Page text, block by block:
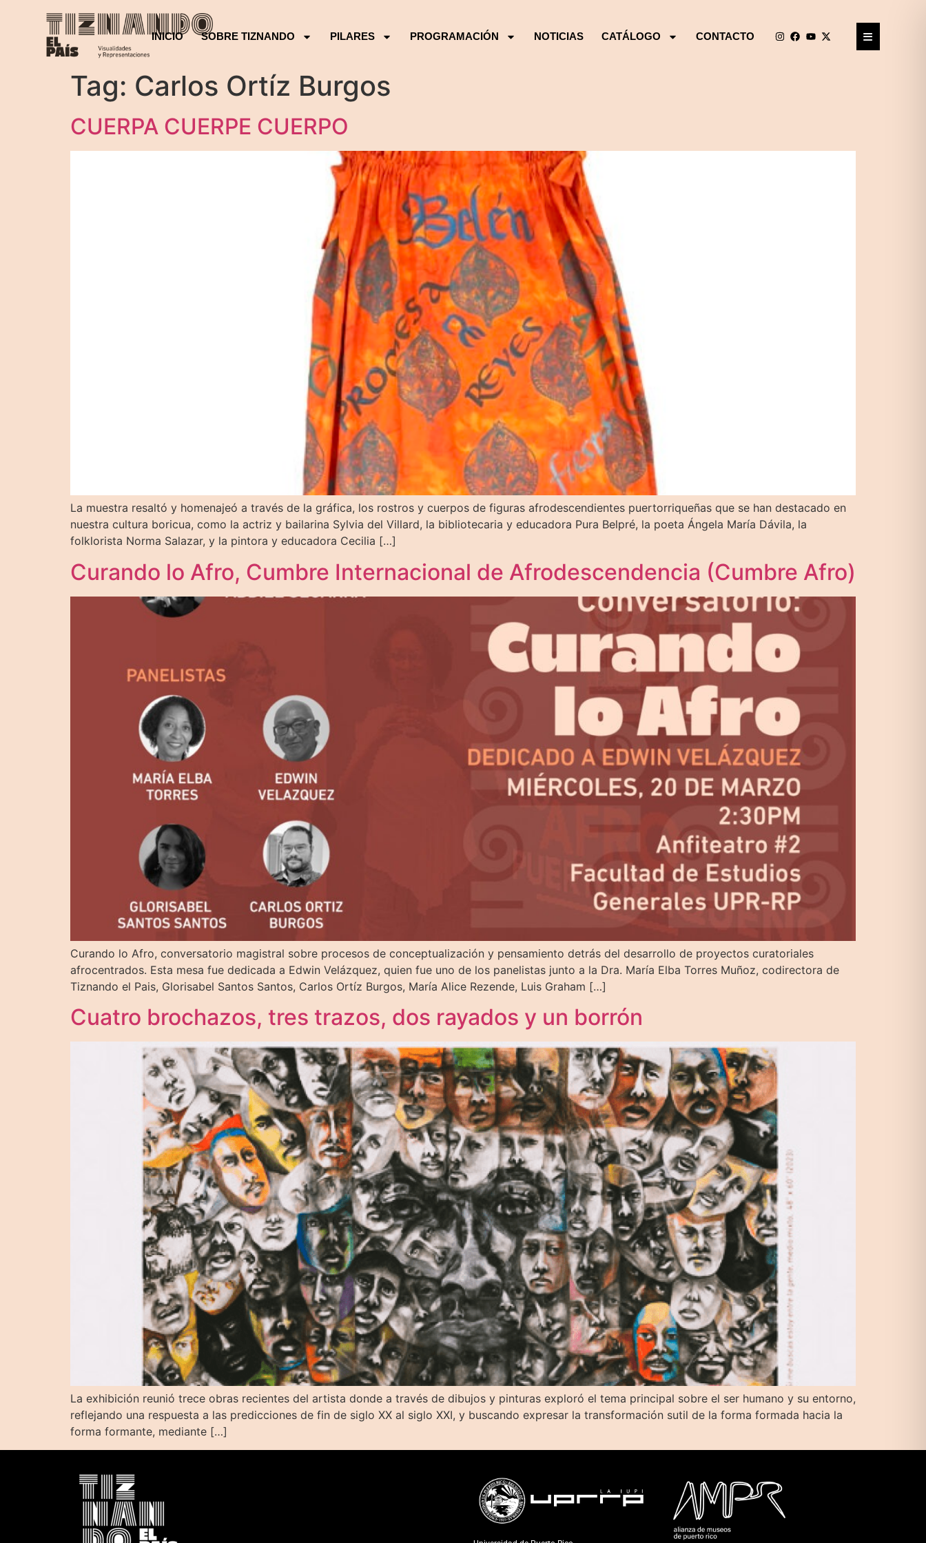
INICIO SOBRE TIZNANDO PILARES PROGRAMACIÓN NOTICIAS CATÁLOGO CONTACTO
Tag: Carlos Ortíz Burgos
CUERPA CUERPE CUERPO
La muestra resaltó y homenajeó a través de la gráfica, los rostros y cuerpos de figuras afrodescendientes puertorriqueñas que se han destacado en
nuestra cultura boricua, como la actriz y bailarina Sylvia del Villard, la bibliotecaria y educadora Pura Belpré, la poeta Ángela María Dávila, la
folklorista Norma Salazar, y la pintora y educadora Cecilia […]
Curando lo Afro, Cumbre Internacional de Afrodescendencia (Cumbre Afro)
Curando lo Afro, conversatorio magistral sobre procesos de conceptualización y pensamiento detrás del desarrollo de proyectos curatoriales
afrocentrados. Esta mesa fue dedicada a Edwin Velázquez, quien fue uno de los panelistas junto a la Dra. María Elba Torres Muñoz, codirectora de
Tiznando el Pais, Glorisabel Santos Santos, Carlos Ortíz Burgos, María Alice Rezende, Luis Graham […]
Cuatro brochazos, tres trazos, dos rayados y un borrón
La exhibición reunió trece obras recientes del artista donde a través de dibujos y pinturas exploró el tema principal sobre el ser humano y su entorno,
reflejando una respuesta a las predicciones de fin de siglo XX al siglo XXI, y buscando expresar la transformación sutil de la forma formada hacia la
forma formante, mediante […]